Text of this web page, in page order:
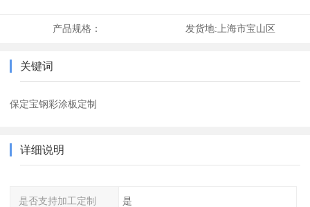
产品规格： 发货地:上海市宝山区
关键词
保定宝钢彩涂板定制
详细说明
是否支持加工定制 是